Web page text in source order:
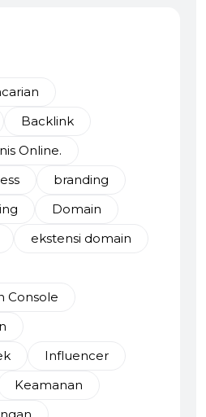
Backlink
Online.
branding
Domain
ekstensi domain
Console
Influencer
Keamanan